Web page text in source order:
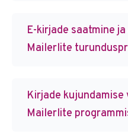
E-kirjade saatmine
Mailerlite
Kirjade kujundamise
Mailerlite